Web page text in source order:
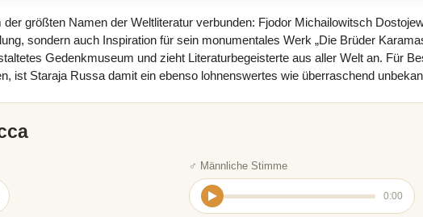
größten Namen der Weltliteratur verbunden: Fjodor Michailowitsch
sondern auch Inspiration für sein monumentales Werk „Die Brüder
Gedenkmuseum und zieht Literaturbegeisterte aus aller Welt an. Für
ist Staraja Russa damit ein ebenso lohnenswertes wie überraschend
♂ Männliche Stimme
0:00